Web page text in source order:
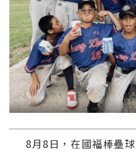
8月8日，在國福棒壘球